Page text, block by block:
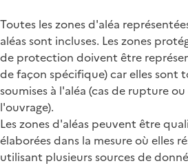
Toutes les zones d'aléa
aléas sont incluses. Les zones
de protection doivent être
de façon spécifique) car elles sont
soumises à l'aléa (cas de rupture
l'ouvrage).
Les zones d'aléas peuvent être
élaborées dans la mesure où elles
utilisant plusieurs sources de